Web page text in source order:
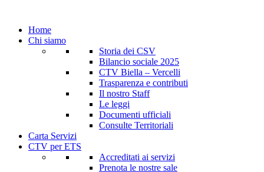
Home
Chi siamo
Storia dei CSV
Bilancio sociale 2025
CTV Biella – Vercelli
Trasparenza e contributi
Il nostro Staff
Le leggi
Documenti ufficiali
Consulte Territoriali
Carta Servizi
CTV per ETS
Accreditati ai servizi
Prenota le nostre sale